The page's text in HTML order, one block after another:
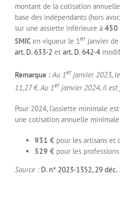
montant de la cotisation
base des indépendants (hors
sur une assiette inférieure à 450
SMICen vigueur le 1erjanvier de
art. D. 633-2 et art. D. 642-4
Remarque :Au 1erjanvier 2023,
11,27 €. Au 1erjanvier 2024, il est
Pour 2024, l’assiette minimale
une cotisation annuelle
931 € pour les artisans et
529 € pour les
Source : D. n° 2023-1352, 29